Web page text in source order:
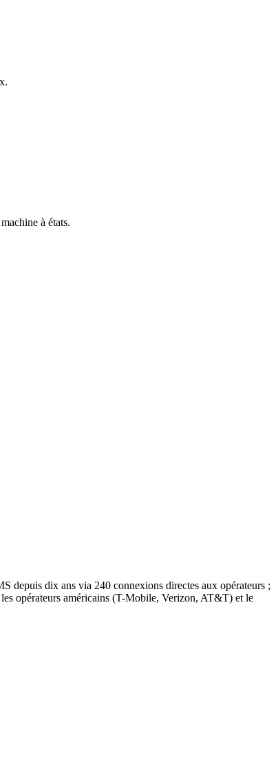
à états.
depuis dix ans via 240 connexions directes aux opérateurs ;
opérateurs américains (T-Mobile, Verizon, AT&T) et le